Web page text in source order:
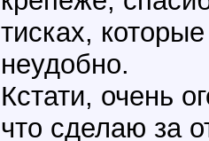
тисках,
неудобно.
Кстати, очень
что сделаю за